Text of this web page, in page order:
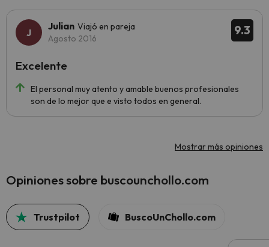
9.3
Julian Viajó en pareja
Agosto 2016
El personal muy atento y amable buenos profesionales
son de lo mejor que e visto todos en general.
Excelente
Mostrar más opiniones
Opiniones sobre buscounchollo.com
Trustpilot BuscoUnChollo.com